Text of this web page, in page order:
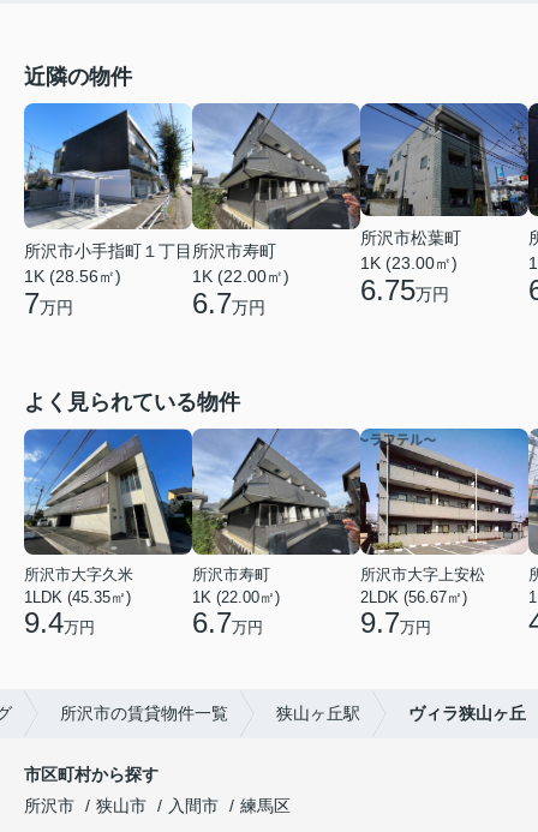
近隣の物件
所沢市小手指町１丁目
1K (28.56㎡)
7万円
所沢市寿町
1K (22.00㎡)
6.7万円
所沢市松葉町
1K (23.00㎡)
6.75万円
よく見られている物件
所沢市大字久米
1LDK (45.35㎡)
9.4万円
所沢市寿町
1K (22.00㎡)
6.7万円
所沢市大字上安松
2LDK (56.67㎡)
9.7万円
所沢市の賃貸物件一覧 狭山ヶ丘駅 ヴィラ狭山ヶ丘
市区町村から探す
所沢市
狭山市 入間市
練馬区